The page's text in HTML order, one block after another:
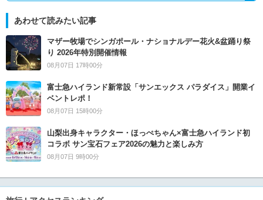
あわせて読みたい記事
マザー牧場でシンガポール・ナショナルデー花火&盆踊り祭
り 2026年特別開催情報
08月07日 17時00分
富士急ハイランド新常設「サンエックス パラダイス」開業イ
ベントレポ！
08月07日 15時00分
山梨出身キャラクター・ほっぺちゃん×富士急ハイランド初
コラボ サン宝石フェア2026の魅力と楽しみ方
08月07日 9時00分